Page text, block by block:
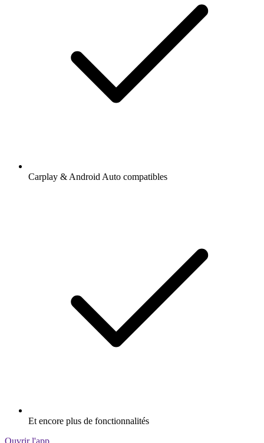
Carplay & Android Auto compatibles
Et encore plus de fonctionnalités